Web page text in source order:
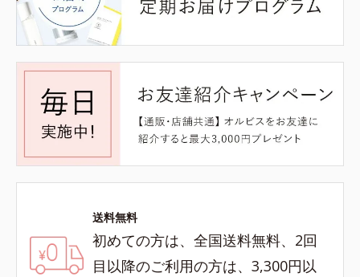
送料無料
初めての方は、全国送料無料、2回
目以降のご利用の方は、3,300円以